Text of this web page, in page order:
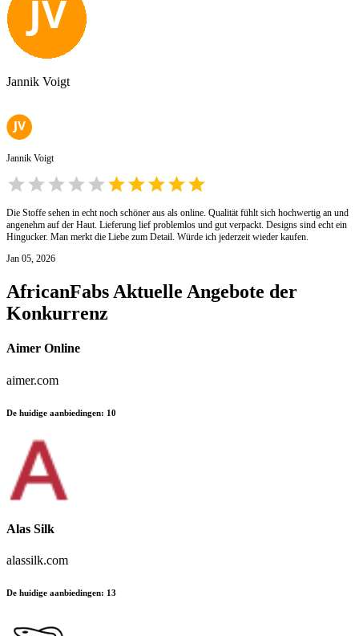
Jannik Voigt
Jannik Voigt
Die Stoffe sehen in echt noch schöner aus als online. Qualität fühlt sich hochwertig an und
angenehm auf der Haut. Lieferung lief problemlos und gut verpackt. Designs sind echt ein
Hingucker. Man merkt die Liebe zum Detail. Würde ich jederzeit wieder kaufen.
Jan 05, 2026
AfricanFabs Aktuelle Angebote der
Konkurrenz
Aimer Online
aimer.com
De huidige aanbiedingen: 10
Alas Silk
alassilk.com
De huidige aanbiedingen: 13